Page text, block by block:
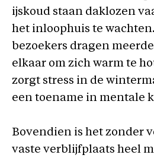
ijskoud staan daklozen
het inloophuis te
bezoekers dragen
elkaar om zich warm te
zorgt stress in de
een toename in mentale
Bovendien is het zonder
vaste verblijfplaats heel